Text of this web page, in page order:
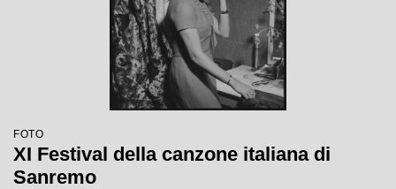
FOTO
XI Festival della canzone italiana di
Sanremo